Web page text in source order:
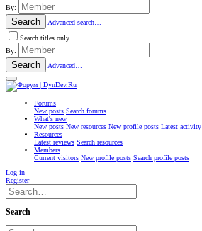
By:
Search
Advanced search…
Search titles only
By:
Search Advanced…
Forums
New posts Search forums
What's new
New posts New resources New profile posts Latest activity
Resources
Latest reviews Search resources
Members
Current visitors New profile posts Search profile posts
Log in
Register
Search